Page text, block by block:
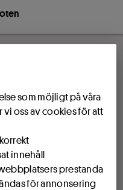
som möjligt på våra
oss av cookies för att
innehåll
prestanda
för annonsering